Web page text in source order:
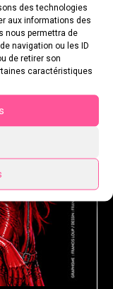
des technologies
aux informations des
nous permettra de
navigation ou les ID
de retirer son
caractéristiques